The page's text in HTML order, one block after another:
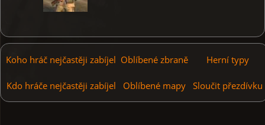
Koho hráč nejčastěji zabíjel Oblíbené zbraně Herní typy
Kdo hráče nejčastěji zabíjel Oblíbené mapy Sloučit přezdívku